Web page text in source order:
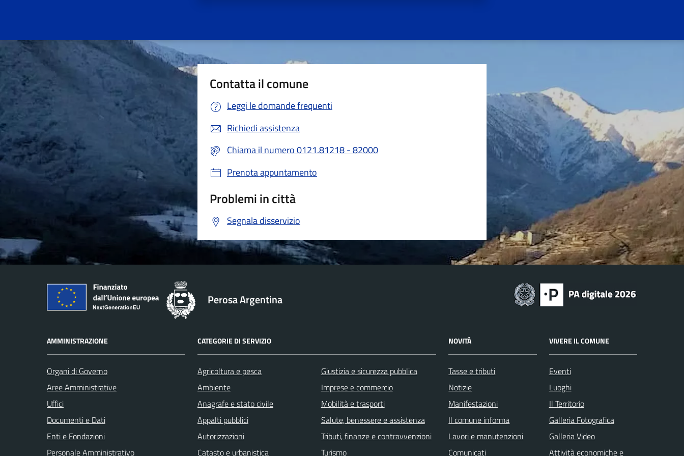
Contatta il comune
Leggi le domande frequenti
Richiedi assistenza
Chiama il numero 0121.81218 - 82000
Prenota appuntamento
Problemi in città
Segnala disservizio
Perosa Argentina
AMMINISTRAZIONE
Organi di Governo
Aree Amministrative
Uffici
Documenti e Dati
Enti e Fondazioni
Personale Amministrativo
CATEGORIE DI SERVIZIO
Agricoltura e pesca
Ambiente
Anagrafe e stato civile
Appalti pubblici
Autorizzazioni
Catasto e urbanistica
Giustizia e sicurezza pubblica
Imprese e commercio
Mobilità e trasporti
Salute, benessere e assistenza
Tributi, finanze e contravvenzioni
Turismo
NOVITÀ
Tasse e tributi
Notizie
Manifestazioni
Il comune informa
Lavori e manutenzioni
Comunicati
VIVERE IL COMUNE
Eventi
Luoghi
Il Territorio
Galleria Fotografica
Galleria Video
Attività economiche e